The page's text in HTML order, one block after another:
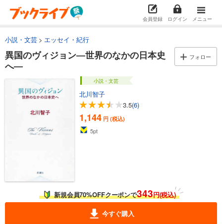
会員登録 ログイン メニュー
小説・文芸 エッセイ・紀行
異国のヴィジョン―世界のなかの日本史
へ―
フォロー
小説・文芸
北川智子
3.5(6)
1,144 円 (税込)
5pt
新規会員70%OFFクーポンで343円(税込)
今すぐ購入